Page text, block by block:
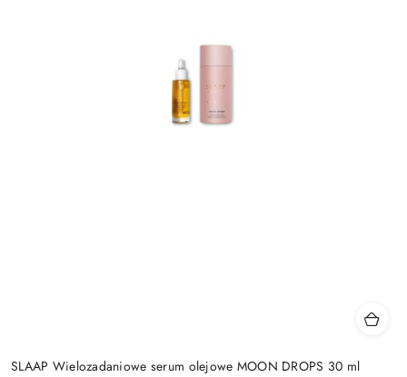
SLAAP Wielozadaniowe serum olejowe MOON DROPS 30 ml